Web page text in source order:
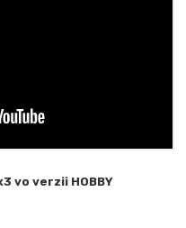
vo verzii HOBBY